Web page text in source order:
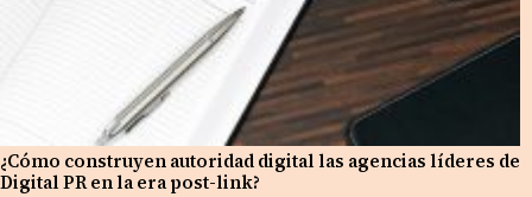
¿Cómo construyen autoridad digital las agencias líderes de
Digital PR en la era post-link?